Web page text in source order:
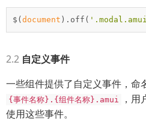
$( document ).off(
自定义事件
一些组件提供了自定义事件，命
{事件名称}.{组件名称}.amui
，用
使用这些事件。